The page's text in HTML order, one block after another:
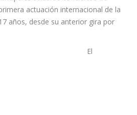
por los músicos de la orquesta y
y cuenta con el respaldo de
CajaCanarias y el Auditorio